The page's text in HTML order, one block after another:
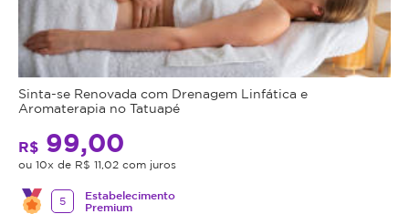
Sinta-se Renovada com Drenagem Linfática e
Aromaterapia no Tatuapé
R$ 99,00
ou 10x de R$ 11,02 com juros
5
Estabelecimento
Premium